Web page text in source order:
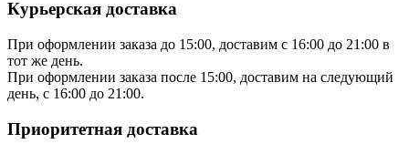
Курьерская доставка
При оформлении заказа до 15:00, доставим с 16:00 до 21:00 в
тот же день.
При оформлении заказа после 15:00, доставим на следующий
день, с 16:00 до 21:00.
Приоритетная доставка